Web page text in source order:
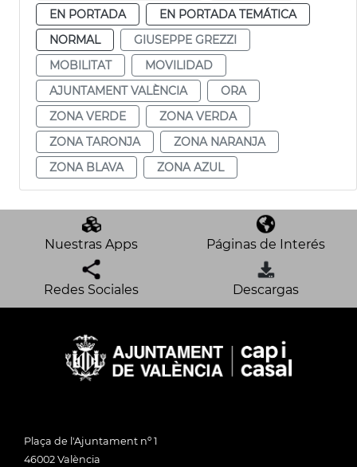
EN PORTADA
EN PORTADA TEMÁTICA
NORMAL
GIUSEPPE GREZZI
MOBILITAT
MOVILIDAD
AJUNTAMENT VALÈNCIA
ORA
ZONA VERDE
ZONA VERDA
ZONA TARONJA
ZONA NARANJA
ZONA BLAVA
ZONA AZUL
Nuestras Apps Páginas de Interés
Redes Sociales Descargas
Plaça de l'Ajuntament nº 1
46002 València